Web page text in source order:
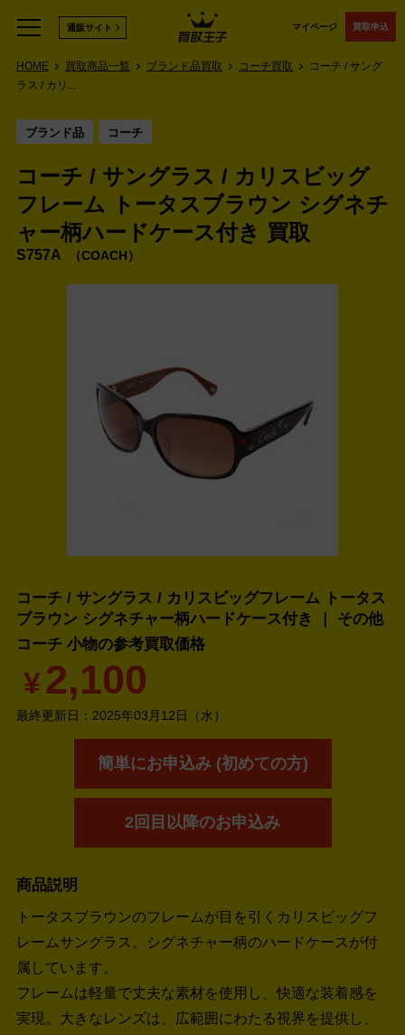
マイページ 買取申込
通販サイト
HOME 買取商品一覧 ブランド品買取 コーチ買取
コーチ / サング
ラス / カリ...
ブランド品 コーチ
コーチ / サングラス / カリスビッグ
フレーム トータスブラウン シグネチ
ャー柄ハードケース付き 買取
S757A COACH
コーチ / サングラス / カリスビッグフレーム トータス
ブラウン シグネチャー柄ハードケース付き ｜ その他
コーチ 小物の参考買取価格
¥2,100
最終更新日： 2025年03月12日（水）
簡単にお申込み (初めての方)
2回目以降のお申込み
商品説明
トータスブラウンのフレームが目を引くカリスビッグフ
レームサングラス。シグネチャー柄のハードケースが付
属しています。
フレームは軽量で丈夫な素材を使用し、快適な装着感を
実現。大きなレンズは、広範囲にわたる視界を提供し、